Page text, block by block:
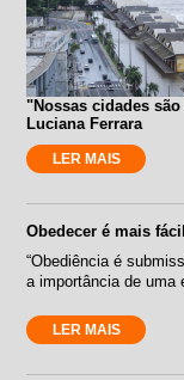
"Nossas cidades
Luciana Ferrara
LER MAIS
Obedecer é mais
“Obediência é
a importância de
LER MAIS